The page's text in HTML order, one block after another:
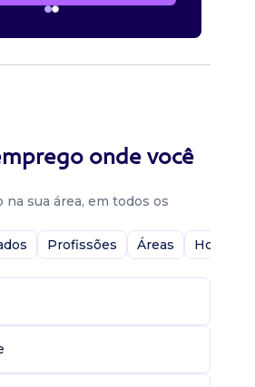
onde você
sua área, em todos os
Profissões Áreas Home-